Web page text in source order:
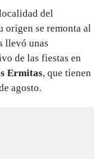
del
origen se remonta al
llevó unas
de las fiestas en
Ermitas, que tienen
agosto.